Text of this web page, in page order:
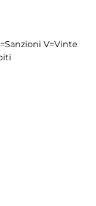
V=Vinte